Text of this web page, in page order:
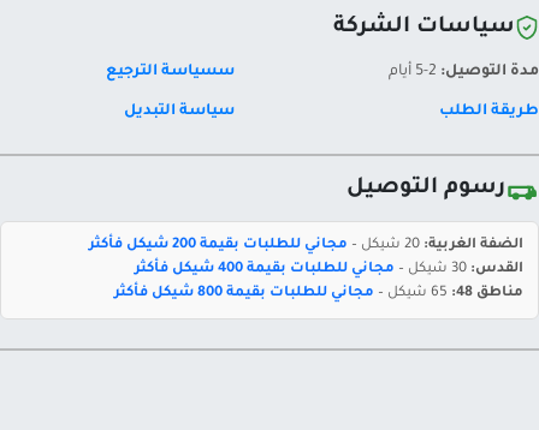
سياسات الشركة
مدة التوصيل: سسياسة الترجيع
طريقة الطلب سياسة التبديل
رسوم التوصيل
الضفة الغربية:
مجاني للطلبات بقيمة 200 شيكل فأكثر
القدس:
مجاني للطلبات بقيمة 400 شيكل فأكثر
مناطق 48:
مجاني للطلبات بقيمة 800 شيكل فأكثر